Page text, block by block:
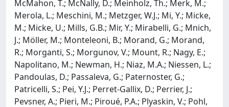
McMahon, T.; McNally, D.; Meinholz, Th.; Merk, M.;
Merola, L.; Meschini, M.; Metzger, W.J.; Mi, Y.; Micke,
M.; Micke, U.; Mills, G.B.; Mir, Y.; Mirabelli, G.; Mnich,
J.; Möller, M.; Monteleoni, B.; Morand, G.; Morand,
R.; Morganti, S.; Morgunov, V.; Mount, R.; Nagy, E.;
Napolitano, M.; Newman, H.; Niaz, M.A.; Niessen, L.;
Pandoulas, D.; Passaleva, G.; Paternoster, G.;
Patricelli, S.; Pei, Y.J.; Perret-Gallix, D.; Perrier, J.;
Pevsner, A.; Pieri, M.; Piroué, P.A.; Plyaskin, V.; Pohl,